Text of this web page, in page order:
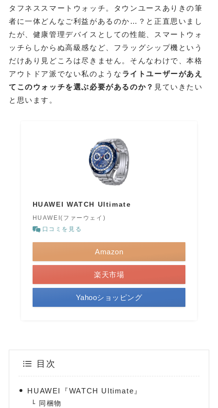
タフネススマートウォッチ。タウンユースありきの筆
者に一体どんなご利益があるのか…？と正直思いまし
たが、健康管理デバイスとしての性能、スマートウォ
ッチらしからぬ高級感など、フラッグシップ機という
だけあり見どころは尽きません。そんなわけで、本格
アウトドア派でない私のような ライトユーザーがあえ
てこのウォッチを選ぶ必要があるのか？ 見ていきたい
と思います。
HUAWEI WATCH Ultimate
HUAWEI(ファーウェイ)
口コミを見る
Amazon
楽天市場
Yahooショッピング
目次
HUAWEI『WATCH Ultimate』
同梱物